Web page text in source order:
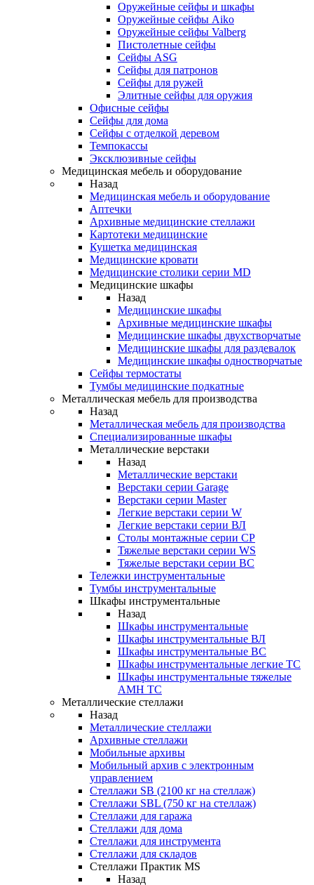
Оружейные сейфы и шкафы
Оружейные сейфы Aiko
Оружейные сейфы Valberg
Пистолетные сейфы
Сейфы ASG
Сейфы для патронов
Сейфы для ружей
Элитные сейфы для оружия
Офисные сейфы
Сейфы для дома
Сейфы с отделкой деревом
Темпокассы
Эксклюзивные сейфы
Медицинская мебель и оборудование
Назад
Медицинская мебель и оборудование
Аптечки
Архивные медицинские стеллажи
Картотеки медицинские
Кушетка медицинская
Медицинские кровати
Медицинские столики серии MD
Медицинские шкафы
Назад
Медицинские шкафы
Архивные медицинские шкафы
Медицинские шкафы двухстворчатые
Медицинские шкафы для раздевалок
Медицинские шкафы одностворчатые
Сейфы термостаты
Тумбы медицинские подкатные
Металлическая мебель для производства
Назад
Металлическая мебель для производства
Cпециализированные шкафы
Металлические верстаки
Назад
Металлические верстаки
Верстаки серии Garage
Верстаки серии Master
Легкие верстаки серии W
Легкие верстаки серии ВЛ
Столы монтажные серии СР
Тяжелые верстаки серии WS
Тяжелые верстаки серии ВС
Тележки инструментальные
Тумбы инструментальные
Шкафы инструментальные
Назад
Шкафы инструментальные
Шкафы инструментальные ВЛ
Шкафы инструментальные ВС
Шкафы инструментальные легкие ТС
Шкафы инструментальные тяжелые
AMH TC
Металлические стеллажи
Назад
Металлические стеллажи
Архивные стеллажи
Мобильные архивы
Мобильный архив с электронным
управлением
Стеллажи SB (2100 кг на стеллаж)
Стеллажи SBL (750 кг на стеллаж)
Стеллажи для гаража
Стеллажи для дома
Стеллажи для инструмента
Стеллажи для складов
Стеллажи Практик MS
Назад